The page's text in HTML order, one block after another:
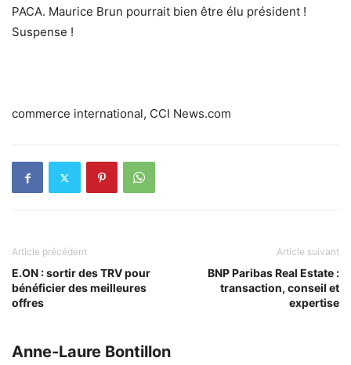
PACA. Maurice Brun pourrait bien être élu président !
Suspense !
commerce international, CCI News.com
Article précédent
E.ON : sortir des TRV pour
bénéficier des meilleures
offres
Article suivant
BNP Paribas Real Estate :
transaction, conseil et
expertise
Anne-Laure Bontillon